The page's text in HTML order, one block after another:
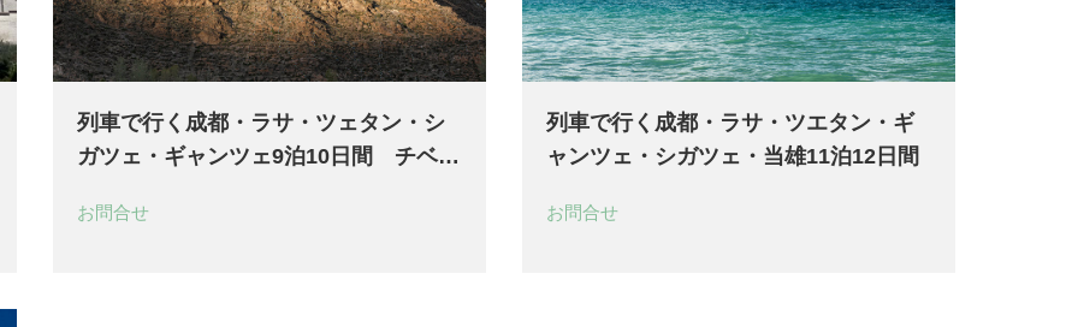
列車で行く成都・ラサ・ツェタン・シ
ガツェ・ギャンツェ9泊10日間 チベッ
お問合せ
列車で行く成都・ラサ・ツエタン・ギ
ャンツェ・シガツェ・当雄11泊12日間
お問合せ